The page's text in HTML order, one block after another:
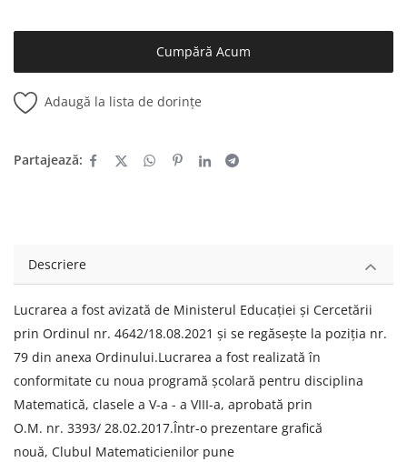
Cumpără Acum
Adaugă la lista de dorințe
Partajează:
Descriere
Lucrarea a fost avizată de Ministerul Educaţiei şi Cercetării
prin Ordinul nr. 4642/18.08.2021 şi se regăseşte la poziţia nr.
79 din anexa Ordinului.Lucrarea a fost realizată în
conformitate cu noua programă şcolară pentru disciplina
Matematică, clasele a V-a - a VIII-a, aprobată prin
O.M. nr. 3393/ 28.02.2017.Într-o prezentare grafică
nouă, Clubul Matematicienilor pune